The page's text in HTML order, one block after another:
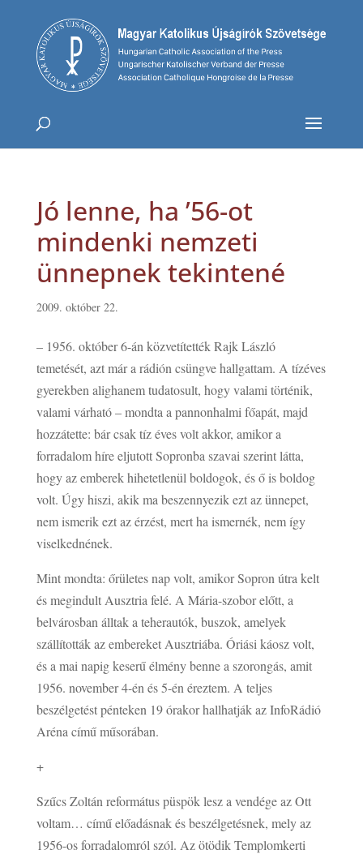
Jó lenne, ha ’56-ot
mindenki nemzeti
ünnepnek tekintené
2009. október 22.
– 1956. október 6-án közvetítették Rajk László
temetését, azt már a rádión csüngve hallgattam. A tízéves
gyerekben alighanem tudatosult, hogy valami történik,
valami várható – mondta a pannonhalmi főapát, majd
hozzátette: bár csak tíz éves volt akkor, amikor a
forradalom híre eljutott Sopronba szavai szerint látta,
hogy az emberek hihetetlenül boldogok, és ő is boldog
volt. Úgy hiszi, akik ma beszennyezik ezt az ünnepet,
nem ismerik ezt az érzést, mert ha ismernék, nem így
viselkednének.
Mint mondta: őrületes nap volt, amikor Sopron útra kelt
és megindult Ausztria felé. A Mária-szobor előtt, a
belvárosban álltak a teherautók, buszok, amelyek
szállították az embereket Ausztriába. Óriási káosz volt,
és a mai napig keserű élmény benne a szorongás, amit
1956. november 4-én és 5-én éreztem. A teljes
beszélgetést pénteken 19 órakor hallhatják az InfoRádió
Aréna című műsorában.
+
Szűcs Zoltán református püspök lesz a vendége az Ott
voltam… című előadásnak és beszélgetésnek, mely az
1956-os forradalomról szól. Az ötödik Templomkerti